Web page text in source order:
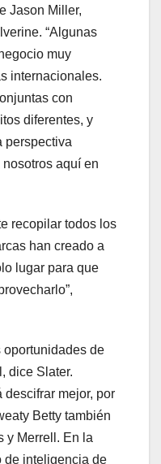
Jason Miller,
“Algunas
muy
internacionales.
con
diferentes, y
perspectiva
aquí en
recopilar todos los
han creado a
lugar para que
oportunidades de
dice Slater.
mejor, por
Betty también
y Merrell. En la
de inteligencia de